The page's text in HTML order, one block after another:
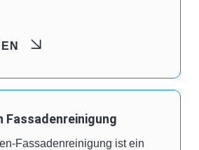
Fassadenreinigung
Fassadenreinigung ist ein